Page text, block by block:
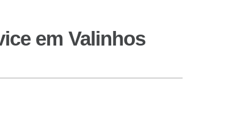
em Valinhos